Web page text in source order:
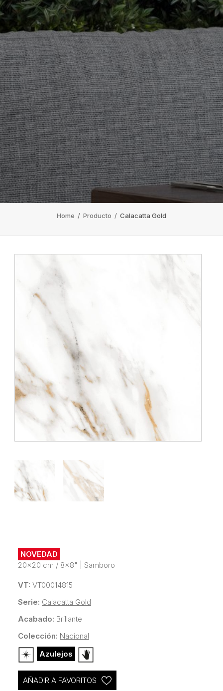
Home / Producto / Calacatta Gold
NOVEDAD
20x20 cm / 8x8"
Samboro
VT: VT00014815
Serie: Calacatta Gold
Acabado: Brillante
Colección: Nacional
Azulejos
AÑADIR A FAVORITOS